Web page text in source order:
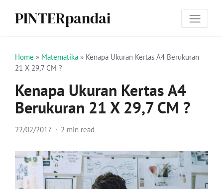
PINTERpandai
Home » Matematika » Kenapa Ukuran Kertas A4 Berukuran
21 X 29,7 CM ?
Kenapa Ukuran Kertas A4
Berukuran 21 X 29,7 CM ?
22/02/2017 2 min read